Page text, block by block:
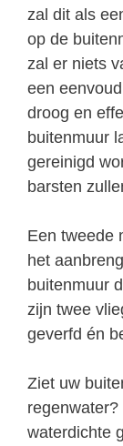
zal dit als
op de
zal er niets
een
droog en
buitenmuur
gereinigd
barsten
Een tweede
het
buitenmuur
zijn twee
geverfd én
Ziet uw
waterdichte